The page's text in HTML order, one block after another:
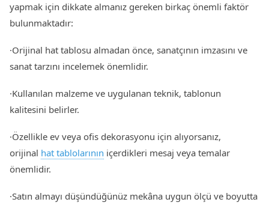
yapmak için dikkate almanız gereken birkaç önemli faktör
bulunmaktadır:
·Orijinal hat tablosu almadan önce, sanatçının imzasını ve
sanat tarzını incelemek önemlidir.
·Kullanılan malzeme ve uygulanan teknik, tablonun
kalitesini belirler.
·Özellikle ev veya ofis dekorasyonu için alıyorsanız,
orijinal hat tablolarının içerdikleri mesaj veya temalar
önemlidir.
·Satın almayı düşündüğünüz mekâna uygun ölçü ve boyutta